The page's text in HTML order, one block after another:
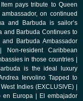
pays tribute to Queen
on continued
and Barbuda is sailor’s
and Barbuda Continues to
and Barbuda Ambassador
Non-resident Caribbean
in those countries
is the ideal luxury
Iervolino Tapped to
Indies (EXCLUSIVE)|
en Europa|
El embajador